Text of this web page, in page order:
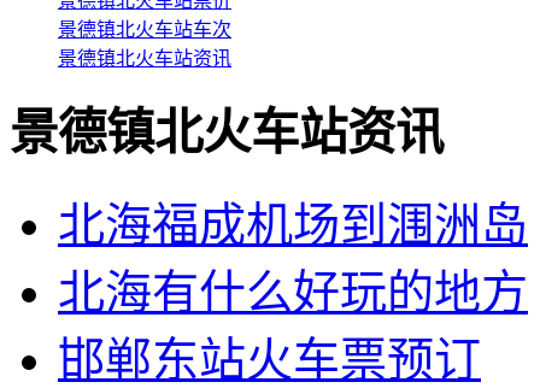
景德镇北火车站车次
景德镇北火车站资讯
景德镇北火车站资讯
北海福成机场到涠洲岛
北海有什么好玩的地方
邯郸东站火车票预订